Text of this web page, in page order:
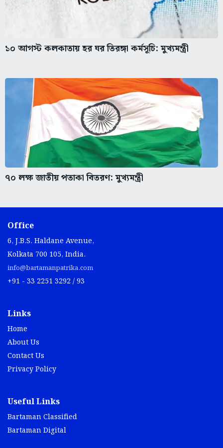
১০ আগস্ট কলকাতায় হর ঘর তিরঙ্গা কর্মসূচি: মুখ্যমন্ত্রী
৭০ লক্ষ জাতীয় পতাকা বিতরণ: মুখ্যমন্ত্রী
Office
6, J.B.S. Haldane Avenue,
Kolkata 700 105, India.
info@bartamanpatrika.com
+91 - 33 2251 3292 / 93
Links
Home
About Us
Contact Us
Privacy Policy
Useful Links
Bartaman Classified
Bartaman Digital